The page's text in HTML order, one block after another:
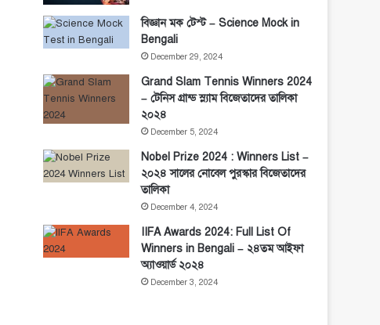
বিজ্ঞান মক টেস্ট – Science Mock in
Bengali
December 29, 2024
Grand Slam Tennis Winners 2024
– টেনিস গ্রান্ড স্ল্যাম বিজেতাদের তালিকা
২০২৪
December 5, 2024
Nobel Prize 2024 : Winners List –
২০২৪ সালের নোবেল পুরস্কার বিজেতাদের
তালিকা
December 4, 2024
IIFA Awards 2024: Full List Of
Winners in Bengali – ২৪তম আইফা
অ্যাওয়ার্ড ২০২৪
December 3, 2024